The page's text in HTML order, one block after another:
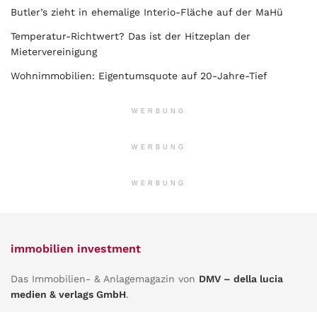
Butler’s zieht in ehemalige Interio-Fläche auf der MaHü
Temperatur-Richtwert? Das ist der Hitzeplan der
Mietervereinigung
Wohnimmobilien: Eigentumsquote auf 20-Jahre-Tief
WERBUNG
WERBUNG
WERBUNG
immobilien investment
Das Immobilien- & Anlagemagazin von DMV – della lucia
medien & verlags GmbH.